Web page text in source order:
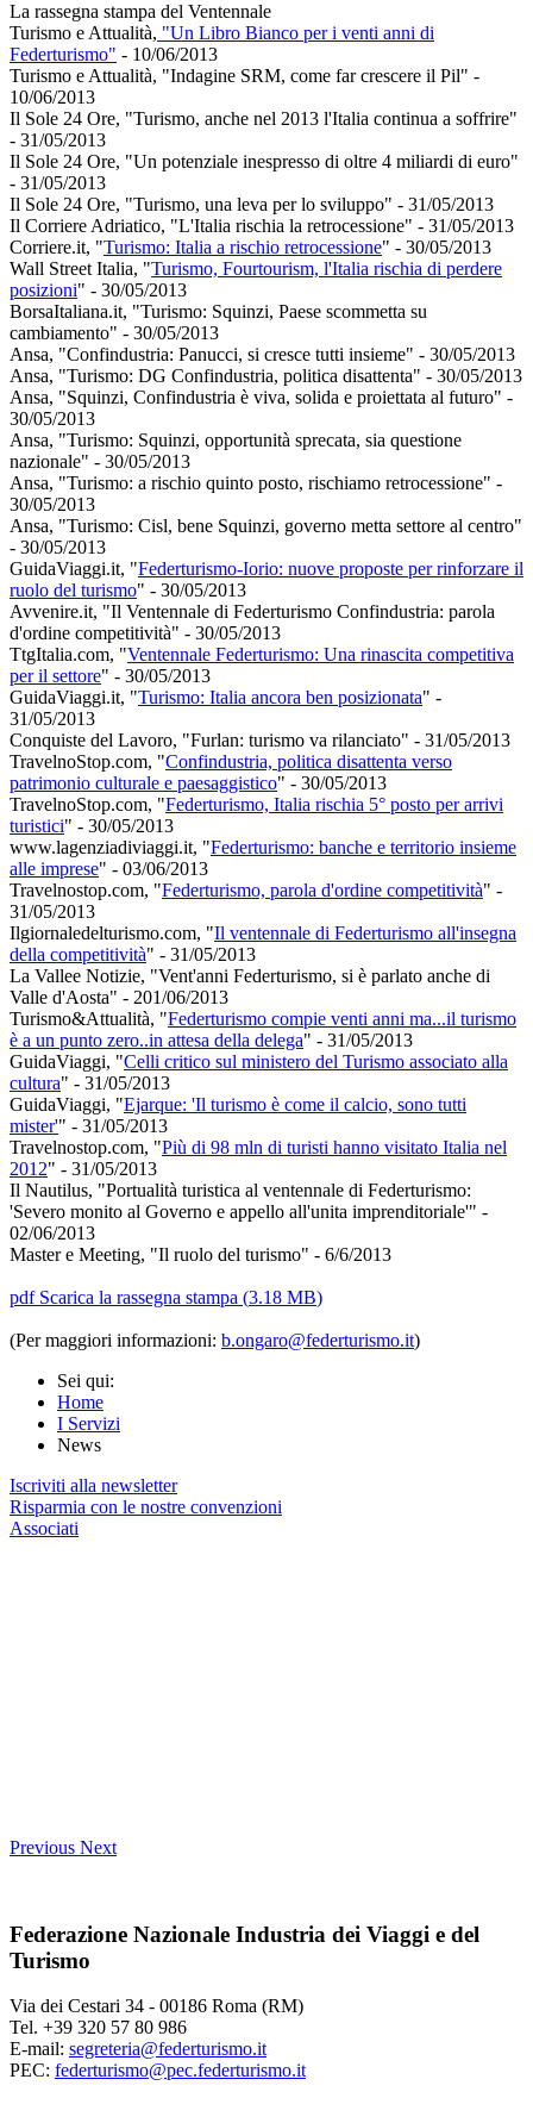
La rassegna stampa del Ventennale
Turismo e Attualità, "Un Libro Bianco per i venti anni di
Federturismo" - 10/06/2013
Turismo e Attualità, "Indagine SRM, come far crescere il Pil" -
10/06/2013
Il Sole 24 Ore, "Turismo, anche nel 2013 l'Italia continua a soffrire"
- 31/05/2013
Il Sole 24 Ore, "Un potenziale inespresso di oltre 4 miliardi di euro"
- 31/05/2013
Il Sole 24 Ore, "Turismo, una leva per lo sviluppo" - 31/05/2013
Il Corriere Adriatico, "L'Italia rischia la retrocessione" - 31/05/2013
Corriere.it, "Turismo: Italia a rischio retrocessione" - 30/05/2013
Wall Street Italia, "Turismo, Fourtourism, l'Italia rischia di perdere
posizioni" - 30/05/2013
BorsaItaliana.it, "Turismo: Squinzi, Paese scommetta su
cambiamento" - 30/05/2013
Ansa, "Confindustria: Panucci, si cresce tutti insieme" - 30/05/2013
Ansa, "Turismo: DG Confindustria, politica disattenta" - 30/05/2013
Ansa, "Squinzi, Confindustria è viva, solida e proiettata al futuro" -
30/05/2013
Ansa, "Turismo: Squinzi, opportunità sprecata, sia questione
nazionale" - 30/05/2013
Ansa, "Turismo: a rischio quinto posto, rischiamo retrocessione" -
30/05/2013
Ansa, "Turismo: Cisl, bene Squinzi, governo metta settore al centro"
- 30/05/2013
GuidaViaggi.it, "Federturismo-Iorio: nuove proposte per rinforzare il
ruolo del turismo" - 30/05/2013
Avvenire.it, "Il Ventennale di Federturismo Confindustria: parola
d'ordine competitività" - 30/05/2013
TtgItalia.com, "Ventennale Federturismo: Una rinascita competitiva
per il settore" - 30/05/2013
GuidaViaggi.it, "Turismo: Italia ancora ben posizionata" -
31/05/2013
Conquiste del Lavoro, "Furlan: turismo va rilanciato" - 31/05/2013
TravelnoStop.com, "Confindustria, politica disattenta verso
patrimonio culturale e paesaggistico" - 30/05/2013
TravelnoStop.com, "Federturismo, Italia rischia 5° posto per arrivi
turistici" - 30/05/2013
www.lagenziadiviaggi.it, "Federturismo: banche e territorio insieme
alle imprese" - 03/06/2013
Travelnostop.com, "Federturismo, parola d'ordine competitività" -
31/05/2013
Ilgiornaledelturismo.com, "Il ventennale di Federturismo all'insegna
della competitività" - 31/05/2013
La Vallee Notizie, "Vent'anni Federturismo, si è parlato anche di
Valle d'Aosta" - 201/06/2013
Turismo&Attualità, "Federturismo compie venti anni ma...il turismo
è a un punto zero..in attesa della delega" - 31/05/2013
GuidaViaggi, "Celli critico sul ministero del Turismo associato alla
cultura" - 31/05/2013
GuidaViaggi, "Ejarque: 'Il turismo è come il calcio, sono tutti
mister'" - 31/05/2013
Travelnostop.com, "Più di 98 mln di turisti hanno visitato Italia nel
2012" - 31/05/2013
Il Nautilus, "Portualità turistica al ventennale di Federturismo:
'Severo monito al Governo e appello all'unita imprenditoriale'" -
02/06/2013
Master e Meeting, "Il ruolo del turismo" - 6/6/2013
pdfScarica la rassegna stampa (3.18 MB)
(Per maggiori informazioni: b.ongaro@federturismo.it)
Sei qui:
Home
I Servizi
News
Iscriviti alla newsletter
Risparmia con le nostre convenzioni
Associati
Previous Next
Federazione Nazionale Industria dei Viaggi e del
Turismo
Via dei Cestari 34 - 00186 Roma (RM)
Tel. +39 320 57 80 986
E-mail: segreteria@federturismo.it
PEC: federturismo@pec.federturismo.it